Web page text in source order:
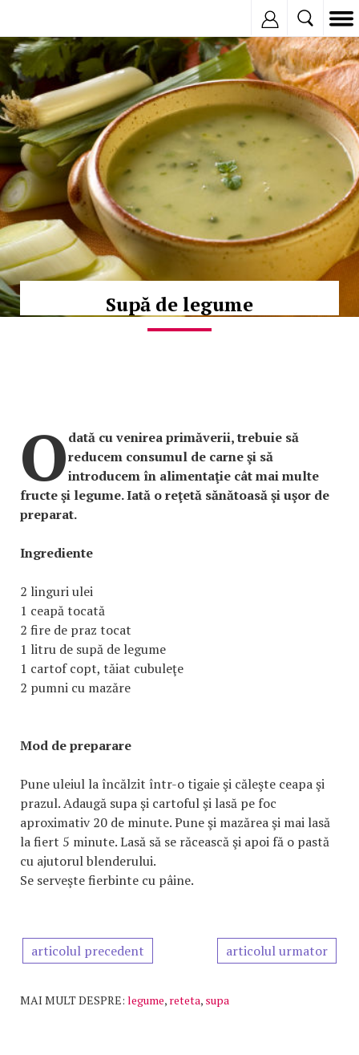
© Copyright: iStockphoto
Supă de legume
Odată cu venirea primăverii, trebuie să
reducem consumul de carne şi să
introducem în alimentaţie cât mai multe
fructe şi legume. Iată o reţetă sănătoasă şi uşor de
preparat.
Ingrediente
2 linguri ulei
1 ceapă tocată
2 fire de praz tocat
1 litru de supă de legume
1 cartof copt, tăiat cubuleţe
2 pumni cu mazăre
Mod de preparare
Pune uleiul la încălzit într-o tigaie şi căleşte ceapa şi
prazul. Adaugă supa şi cartoful şi lasă pe foc
aproximativ 20 de minute. Pune şi mazărea şi mai lasă
la fiert 5 minute. Lasă să se răcească şi apoi fă o pastă
cu ajutorul blenderului.
Se serveşte fierbinte cu pâine.
articolul precedent articolul urmator
MAI MULT DESPRE: legume, reteta, supa